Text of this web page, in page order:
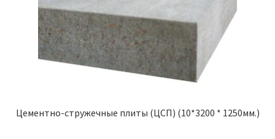
Цементно-стружечные плиты (ЦСП) (10*3200 * 1250мм.)